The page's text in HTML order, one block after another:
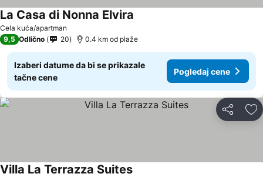
Cela kuća/apartman
La Casa di Nonna Elvira
9,5 Odlično 20 0.4 km od plaže
Izaberi datume da bi se prikazale
tačne cene
Pogledaj cene
Deli
Villa La Terrazza Suites